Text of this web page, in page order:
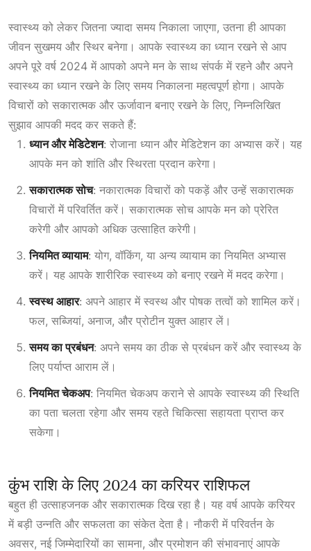
स्वास्थ्य को लेकर जितना ज्यादा समय निकाला जाएगा, उतना ही आपका
जीवन सुखमय और स्थिर बनेगा। आपके स्वास्थ्य का ध्यान रखने से आप
अपने पूरे वर्ष 2024 में आपको अपने मन के साथ संपर्क में रहने और अपने
स्वास्थ्य का ध्यान रखने के लिए समय निकालना महत्वपूर्ण होगा। आपके
विचारों को सकारात्मक और ऊर्जावान बनाए रखने के लिए, निम्नलिखित
सुझाव आपकी मदद कर सकते हैं:
ध्यान और मेडिटेशन: रोजाना ध्यान और मेडिटेशन का अभ्यास करें। यह
आपके मन को शांति और स्थिरता प्रदान करेगा।
सकारात्मक सोच: नकारात्मक विचारों को पकड़ें और उन्हें सकारात्मक
विचारों में परिवर्तित करें। सकारात्मक सोच आपके मन को प्रेरित
करेगी और आपको अधिक उत्साहित करेगी।
नियमित व्यायाम: योग, वॉकिंग, या अन्य व्यायाम का नियमित अभ्यास
करें। यह आपके शारीरिक स्वास्थ्य को बनाए रखने में मदद करेगा।
स्वस्थ आहार: अपने आहार में स्वस्थ और पोषक तत्वों को शामिल करें।
फल, सब्जियां, अनाज, और प्रोटीन युक्त आहार लें।
समय का प्रबंधन: अपने समय का ठीक से प्रबंधन करें और स्वास्थ्य के
लिए पर्याप्त आराम लें।
नियमित चेकअप: नियमित चेकअप कराने से आपके स्वास्थ्य की स्थिति
का पता चलता रहेगा और समय रहते चिकित्सा सहायता प्राप्त कर
सकेगा।
कुंभ राशि के लिए 2024 का करियर राशिफल
बहुत ही उत्साहजनक और सकारात्मक दिख रहा है। यह वर्ष आपके करियर
में बड़ी उन्नति और सफलता का संकेत देता है। नौकरी में परिवर्तन के
अवसर, नई जिम्मेदारियों का सामना, और प्रमोशन की संभावनाएं आपके